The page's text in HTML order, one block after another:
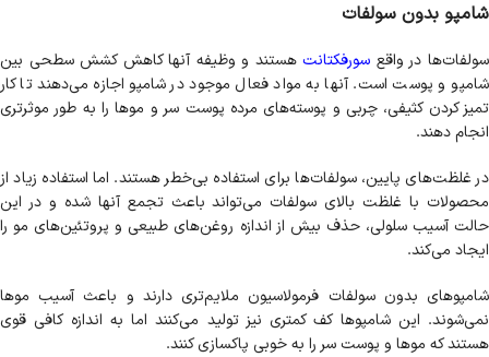
شامپو بدون سولفات
سولفات‌‌ها در واقع سورفکتانتهستند و وظیفه آنها کاهش کشش سطحی بین
شامپو و پوست است. آنها به مواد فعال موجود در شامپو اجازه می‌دهند تا کار
تمیز کردن کثیفی، چربی و پوسته‌های مرده پوست سر و موها را به طور موثرتری
انجام دهند.
در غلظت‌های پایین، سولفات‌ها برای استفاده بی‌خطر هستند. اما استفاده زیاد از
محصولات با غلظت بالای سولفات می‌تواند باعث تجمع آنها شده و در این
حالت آسیب سلولی، حذف بیش از اندازه روغن‌های طبیعی و پروتئین‌های مو را
ایجاد می‌کند.
شامپوهای بدون سولفات فرمولاسیون ملایم‌تری دارند و باعث آسیب موها
نمی‌شوند. این شامپوها کف کمتری نیز تولید می‌کنند اما به اندازه کافی قوی
هستند که موها و پوست سر را به خوبی پاکسازی کنند.